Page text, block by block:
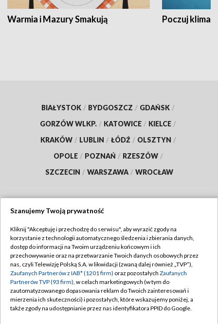
Warmia i Mazury Smakują Poczuj klimat
BIAŁYSTOK / BYDGOSZCZ / GDAŃSK /
GORZÓW WLKP. / KATOWICE / KIELCE /
KRAKÓW / LUBLIN / ŁÓDŹ / OLSZTYN /
OPOLE / POZNAŃ / RZESZÓW /
SZCZECIN / WARSZAWA / WROCŁAW
TVP
Abonament TVP
Emisja w TVP
Centrum informacji TVP
Naziemna Telewizja Cyfrowa
Regulamin TVP
Polityka prywatności
Moje zgody
Pomoc
Szanujemy Twoją prywatność
Kliknij "Akceptuję i przechodzę do serwisu", aby wyrazić zgody na
korzystanie z technologii automatycznego śledzenia i zbierania danych,
dostęp do informacji na Twoim urządzeniu końcowym i ich
przechowywanie oraz na przetwarzanie Twoich danych osobowych przez
nas, czyli Telewizję Polską S.A. w likwidacji (zwaną dalej również „TVP”),
Zaufanych Partnerów z IAB* (1201 firm) oraz pozostałych Zaufanych
Partnerów TVP (93 firm), w celach marketingowych (w tym do
zautomatyzowanego dopasowania reklam do Twoich zainteresowań i
mierzenia ich skuteczności) i pozostałych, które wskazujemy poniżej, a
także zgody na udostępnianie przez nas identyfikatora PPID do Google.